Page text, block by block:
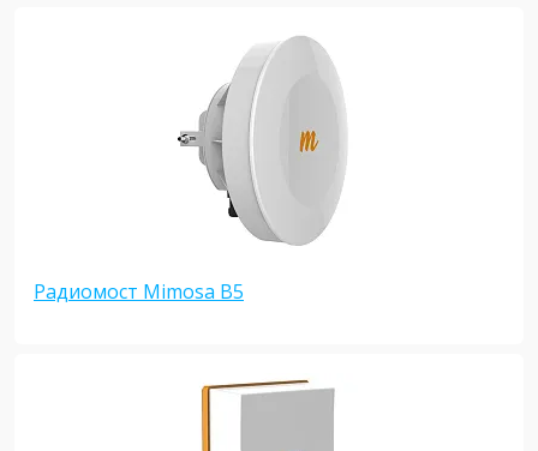
Радиомост Mimosa B5